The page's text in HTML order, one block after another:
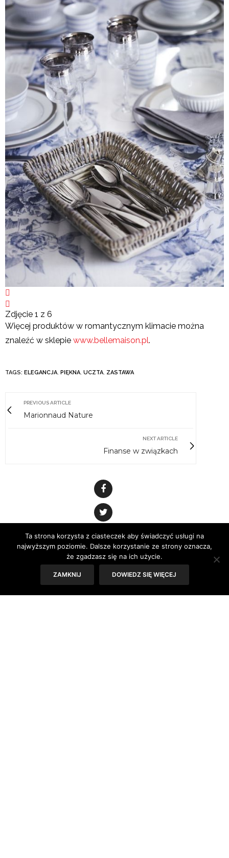
Zdjęcie 1 z 6
Więcej produktów w romantycznym klimacie można
znaleźć w sklepie www.bellemaison.pl.
TAGS: ELEGANCJA, PIĘKNA, UCZTA, ZASTAWA
PREVIOUS ARTICLE
Marionnaud Nature
NEXT ARTICLE
Finanse w związkach
Ta strona korzysta z ciasteczek aby świadczyć usługi na
najwyższym poziomie. Dalsze korzystanie ze strony oznacza,
że zgadzasz się na ich użycie.
ZAMKNIJ DOWIEDZ SIĘ WIĘCEJ